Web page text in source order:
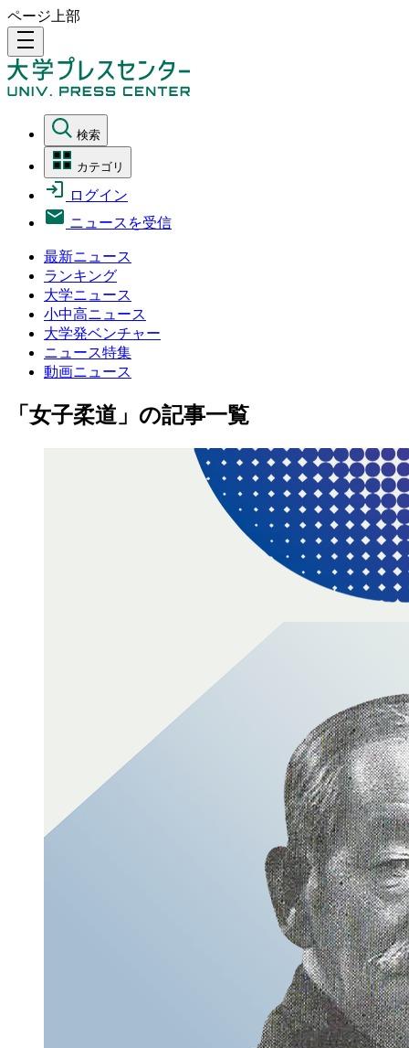
ページ上部
density_medium
検索
カテゴリ
ログイン
ニュースを受信
最新ニュース
ランキング
大学ニュース
小中高ニュース
大学発ベンチャー
ニュース特集
動画ニュース
「女子柔道」の記事一覧